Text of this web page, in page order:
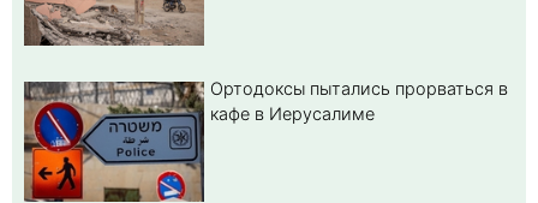
Ортодоксы пытались прорваться в
кафе в Иерусалиме